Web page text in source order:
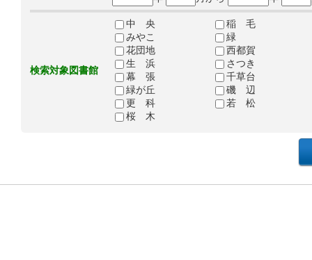
検索対象図書館
中 央
稲 毛
みやこ
緑
花団地
西都賀
生 浜
さつき
幕 張
千草台
緑が丘
磯 辺
更 科
若 松
桜 木